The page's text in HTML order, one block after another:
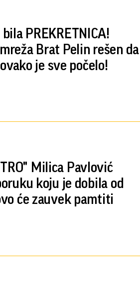
PREKRETNICA!
Brat Pelin rešen da
je sve počelo!
Milica Pavlović
koju je dobila od
će zauvek pamtiti